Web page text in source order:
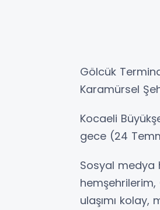
Gölcük
Karamürsel
Kocaeli
gece (24
Sosyal medya
hemşehrilerim,
ulaşımı kolay,